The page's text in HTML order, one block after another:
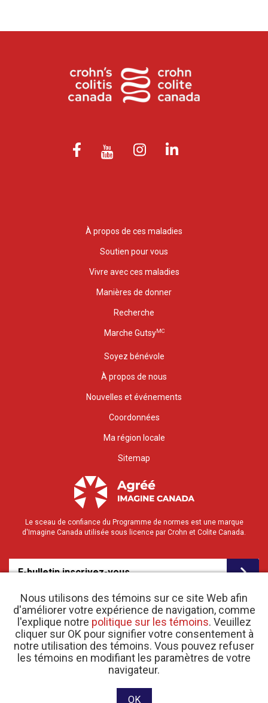
Nous utilisons des témoins sur ce site Web afin
d'améliorer votre expérience de navigation, comme
l'explique notre politique sur les témoins. Veuillez
cliquer sur OK pour signifier votre consentement à
notre utilisation des témoins. Vous pouvez refuser
les témoins en modifiant les paramètres de votre
navigateur.
OK
À propos de ces maladies
Soutien pour vous
Vivre avec ces maladies
Manières de donner
Recherche
Marche GutsyMC
Soyez bénévole
À propos de nous
Nouvelles et événements
Coordonnées
Ma région locale
Sitemap
Le sceau de confiance du Programme de normes est une marque
d'Imagine Canada utilisée sous licence par Crohn et Colite Canada.
E-bulletin inscrivez-vous
© 2026 Crohn et Colite Canada |Politique de confidentialité
d’organisme de bienfaisance 11883 1486 RR 0001
Site web conçu et développé par raisin Software.